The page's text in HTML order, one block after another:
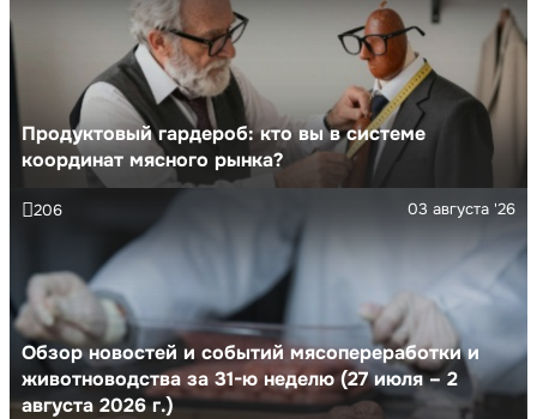
Продуктовый гардероб: кто вы в системе
координат мясного рынка?
Обзор новостей и событий мясопереработки и
животноводства за 31-ю неделю (27 июля – 2
августа 2026 г.)
03 августа '26
206